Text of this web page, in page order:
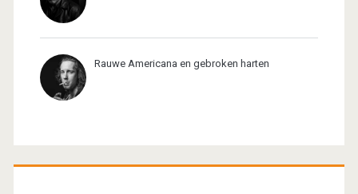
Rauwe Americana en gebroken harten